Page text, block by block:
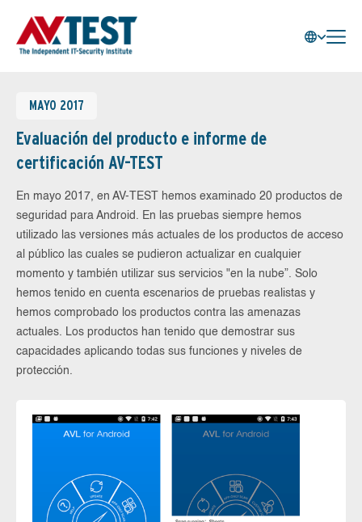
MAYO 2017
Evaluación del producto e informe de
certificación AV-TEST
En mayo 2017, en AV-TEST hemos examinado 20 productos de
seguridad para Android. En las pruebas siempre hemos
utilizado las versiones más actuales de los productos de acceso
al público las cuales se pudieron actualizar en cualquier
momento y también utilizar sus servicios "en la nube”. Solo
hemos tenido en cuenta escenarios de pruebas realistas y
hemos comprobado los productos contra las amenazas
actuales. Los productos han tenido que demostrar sus
capacidades aplicando todas sus funciones y niveles de
protección.